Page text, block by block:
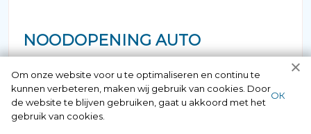
NOODOPENING AUTO
Als u zich in de situatie bevindt dat uw
sleutel in de auto is achtergebleven of dat
de deur is afgebroken en dichtgevallen -
Om onze website voor u te optimaliseren en continu te
kunnen verbeteren, maken wij gebruik van cookies. Door
de website te blijven gebruiken, gaat u akkoord met het
gebruik van cookies.
ОК